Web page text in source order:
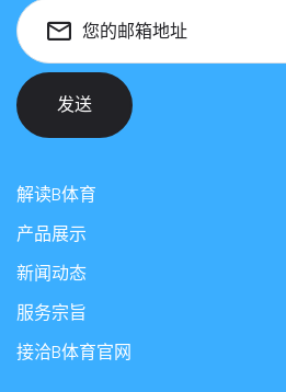
您的邮箱地址
发送
解读B体育
产品展示
新闻动态
服务宗旨
接洽B体育官网